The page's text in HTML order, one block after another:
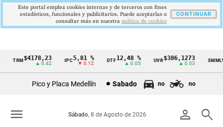
Cintillo
Colombia
TRM$4178,23
▲ 0.42
IPC5,81 %
▼ 0.12
DTF12,48 %
▲ 0.05
UVR$386,1273
▲ 0.03
SMMLV
Pico y Placa Medellín Sabado no no
person search
Sábado, 8 de Agosto de 2026
menu
Este portal emplea cookies internas y de terceros con fines
estadísticos, funcionales y publicitarios. Puede aceptarlas o
consultar más en nuestra politica de cookies
CONTINUAR